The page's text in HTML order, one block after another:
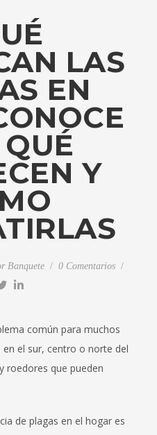
LAS
EN
Y
Banquete 0 Comentarios
común para muchos
en el sur, centro o norte del
roedores que pueden
de plagas en el hogar es